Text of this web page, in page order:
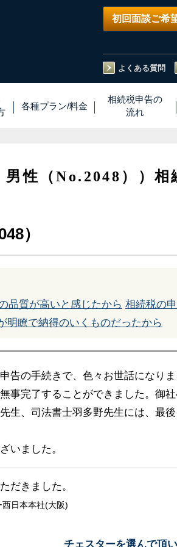
初回面談ご希
よくある質問
各種プラン/料金
相続税申告の
流れ
男性（No.2048））相
）
品質が高いと感じたから 相続税の
明瞭で納得のいくものだったから
告の手続きで、色々お世話になりま
事完了することができました。御
生、司法書士羽多野先生には、最
いました。
だきました。
日本本社(大阪)
チェスターを選んで頂